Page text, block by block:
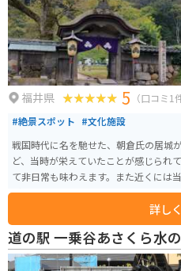
福井県 5 （口コミ1
#絶景スポット #文化施設
戦国時代に名を馳せた、朝倉氏の居城
ど、当時が栄えていたことが感じられ
て非日常も味わえます。また近くには
がいっぱいです。
詳し
道の駅 一乗谷あさくら水